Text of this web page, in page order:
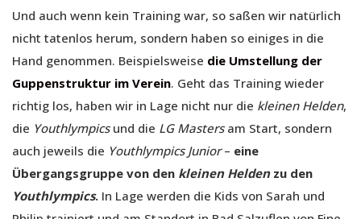
Und auch wenn kein Training war, so saßen wir natürlich
nicht tatenlos herum, sondern haben so einiges in die
Hand genommen. Beispielsweise die Umstellung der
Guppenstruktur im Verein. Geht das Training wieder
richtig los, haben wir in Lage nicht nur die kleinen Helden,
die Youthlympicsund die LG Mastersam Start, sondern
auch jeweils die Youthlympics Junior– eine
Übergangsgruppe von den kleinen Heldenzu den
Youthlympics. In Lage werden die Kids von Sarah und